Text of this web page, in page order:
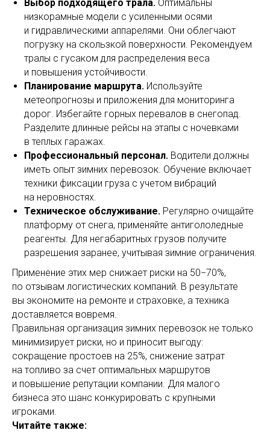
Выбор подходящего трала. Оптимальны
низкорамные модели с усиленными осями
и гидравлическими аппарелями. Они облегчают
погрузку на скользкой поверхности. Рекомендуем
тралы с гусаком для распределения веса
и повышения устойчивости.
Планирование маршрута. Используйте
метеопрогнозы и приложения для мониторинга
дорог. Избегайте горных перевалов в снегопад.
Разделите длинные рейсы на этапы с ночевками
в теплых гаражах.
Профессиональный персонал. Водители должны
иметь опыт зимних перевозок. Обучение включает
техники фиксации груза с учетом вибраций
на неровностях.
Техническое обслуживание. Регулярно очищайте
платформу от снега, применяйте антигололедные
реагенты. Для негабаритных грузов получите
разрешения заранее, учитывая зимние ограничения.
Применение этих мер снижает риски на 50−70%,
по отзывам логистических компаний. В результате
вы экономите на ремонте и страховке, а техника
доставляется вовремя.
Правильная организация зимних перевозок не только
минимизирует риски, но и приносит выгоду:
сокращение простоев на 25%, снижение затрат
на топливо за счет оптимальных маршрутов
и повышение репутации компании. Для малого
бизнеса это шанс конкурировать с крупными
игроками.
Читайте также: